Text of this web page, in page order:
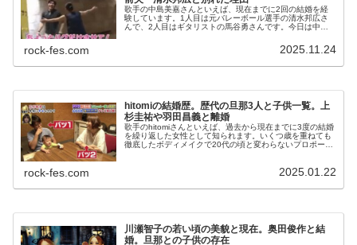
歌手の中島美嘉さんといえば、現在までに2回の結婚を経
験しています。1人目は元バレーボール選手の清水邦広さ
んで、2人目はギタリストの馬谷勇さんです。今日は中島
rock-fes.com 2025.11.24
hitomiの結婚歴。歴代の旦那3人と子供一覧。上
杉圭祐や羽田昌義と離婚
歌手のhitomiさんといえば、過去から現在までに3度の結婚
を繰り返した女性として知られます。いくつ歳を重ねても
徹底したボディメイクで20代の頃と変わらないプロポーシ
rock-fes.com 2025.01.22
川瀬智子の若い頃の美貌と現在。奥田俊作と結
婚。旦那との子供の存在